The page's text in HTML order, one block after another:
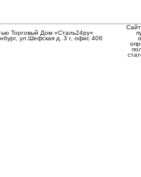
Торговый Дом «Сталь24ру»
ул.Шефская д. 3 г, офис 406